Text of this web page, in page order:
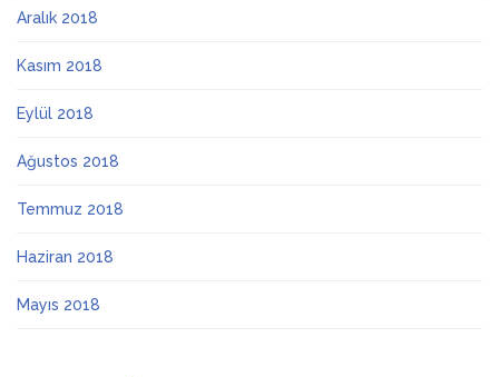
Aralık 2018
Kasım 2018
Eylül 2018
Ağustos 2018
Temmuz 2018
Haziran 2018
Mayıs 2018